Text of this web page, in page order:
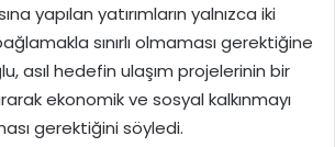
yapılan yatırımların yalnızca iki
sınırlı olmaması gerektiğine
asıl hedefin ulaşım projelerinin bir
ekonomik ve sosyal kalkınmayı
gerektiğini söyledi.